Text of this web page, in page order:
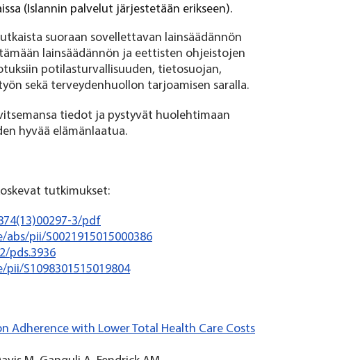
(Islannin palvelut järjestetään erikseen).
suoraan sovellettavan lainsäädännön
lainsäädännön ja eettisten ohjeistojen
potilasturvallisuuden, tietosuojan,
sekä terveydenhuollon tarjoamisen saralla.
tiedot ja pystyvät huolehtimaan
hyvää elämänlaatua.
tutkimukset:
3/pdf
pii/S0021915015000386
pds.3936
S1098301515019804
Adherence with Lower Total Health Care Costs